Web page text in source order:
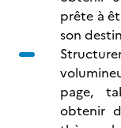
prête à
son
page,
obtenir